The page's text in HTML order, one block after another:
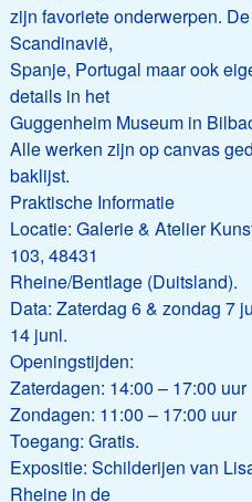
zijn favoriete onderwerpen.
Scandinavië,
Spanje, Portugal maar ook
details in het
Guggenheim Museum in
Alle werken zijn op canvas
baklijst.
Praktische Informatie
Locatie: Galerie & Atelier
103, 48431
Rheine/Bentlage (Duitsland).
Data: Zaterdag 6 & zondag 7
14 juni.
Openingstijden:
Zaterdagen: 14:00 – 17:00 uur
Zondagen: 11:00 – 17:00 uur
Toegang: Gratis.
Expositie: Schilderijen van
Rheine in de